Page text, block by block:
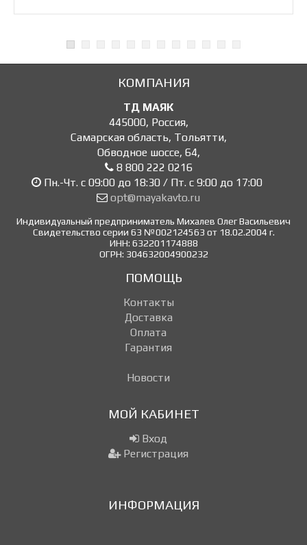
КОМПАНИЯ
ТД МАЯК
445000, Россия,
Самарская область, Тольятти,
Обводное шоссе, 64,
8 800 222 0216
Пн.-Чт. с 09:00 до 18:30 / Пт. с 9:00 до 17:00
opt@mayakavto.ru
Индивидуальный предприниматель Михалев Олег Васильевич
Свидетельство серии 63 №002124563 от 18.02.2004 г.
ИНН: 632201174888
ОГРН: 304632004900232
ПОМОЩЬ
Контакты
Доставка
Оплата
Гарантия
Новости
МОЙ КАБИНЕТ
Вход
Регистрация
ИНФОРМАЦИЯ